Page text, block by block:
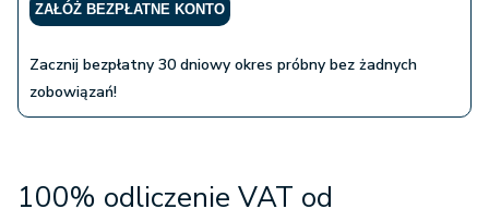
ZAŁÓŻ BEZPŁATNE KONTO
Zacznij bezpłatny 30 dniowy okres próbny bez żadnych
zobowiązań!
100% odliczenie VAT od